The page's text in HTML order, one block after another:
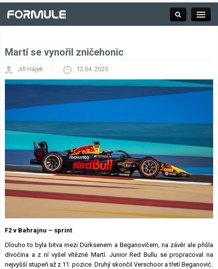
Závodní série
Týmy a jezdci F1
Okruhy F1
Martí se vynořil zničehonic
Jiří Hájek 12.04. 2025
F2 v Bahrajnu – sprint
Dlouho to byla bitva mezi Dürksenem a Beganovičem, na závěr ale přišla
divočina a z ní vyšel vítězně Martí. Junior Red Bullu se propracoval na
nejvyšší stupeň až z 11. pozice. Druhý skončil Verschoor a třetí Beganović.